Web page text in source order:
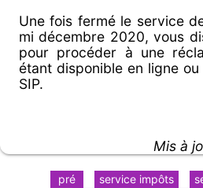
Une fois fermé le service
mi décembre 2020, vous
pour procéder à une
étant disponible en ligne
SIP.
Mis à
service impôts
pré